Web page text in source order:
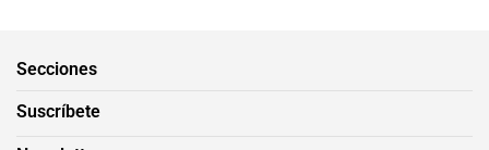
Secciones
Suscríbete